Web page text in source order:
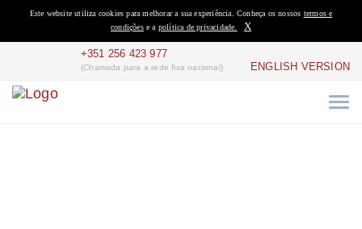
Este website utiliza cookies para melhorar a sua experiência. Conheça os nossos termos e
condiçõese a política de privacidade. X
+351 256 423 977
(Chamada para a rede fixa nacional) ENGLISH VERSION